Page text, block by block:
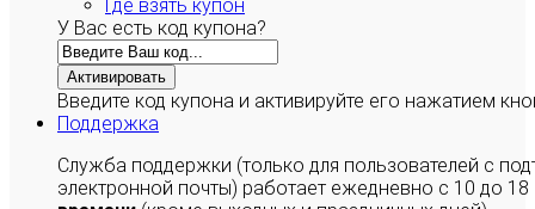
Где взять купон
У Вас есть код купона?
Активировать
Введите код купона и активируйте его нажатием
Поддержка
Служба поддержки (только для пользователей с
электронной почты) работает ежедневно с 10 до